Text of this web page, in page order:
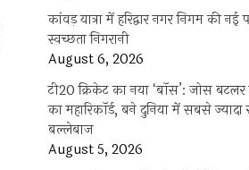
कांवड़ यात्रा में हरिद्वार नगर निगम की नई
स्वच्छता निगरानी
August 6, 2026
टी20 क्रिकेट का नया ‘बॉस’: जोस बटलर
का महारिकॉर्ड, बने दुनिया में सबसे
बल्लेबाज
August 5, 2026